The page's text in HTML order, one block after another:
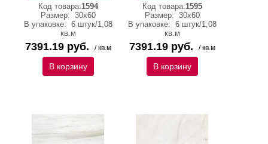
Код товара:1594
Размер: 30x60
В упаковке: 6 штук/1,08
кв.м
7391.19 руб. / кв.м
В корзину
Код товара:1595
Размер: 30x60
В упаковке: 6 штук/1,08
кв.м
7391.19 руб. / кв.м
В корзину